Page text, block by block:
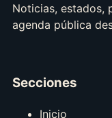
Noticias, estados,
agenda pública
Secciones
Inicio